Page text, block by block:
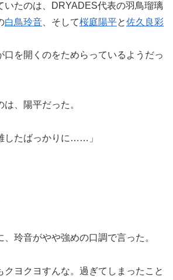
いたのは、DRYADES代表の羽鳥瑠璃
白鳥玲音、そして桜庭陽平と佐久良彩
口を開くのをためらっているようだっ
、陽平だった。
したばっかりに……」
玲音がやや強めの口調で言った。
クヨクヨすんな。過ぎてしまったこと